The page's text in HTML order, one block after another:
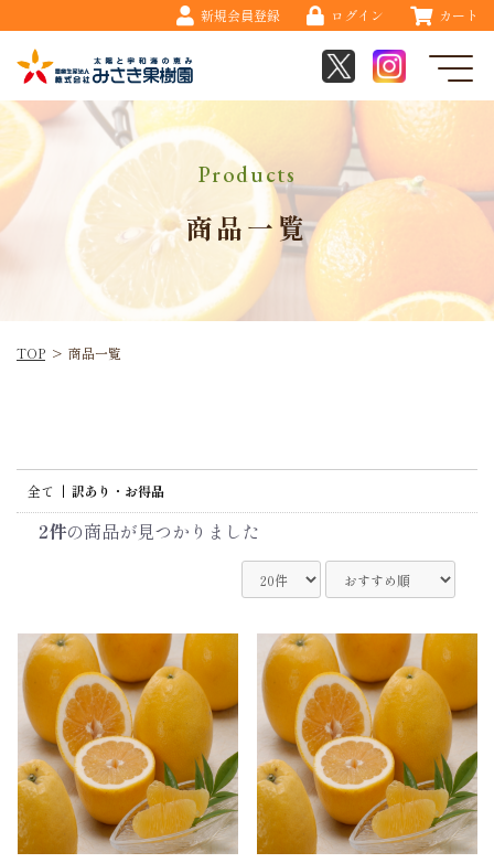
新規会員登録 ログイン カート
Products
商品一覧
TOP > 商品一覧
全て | 訳あり・お得品
2件の商品が見つかりました